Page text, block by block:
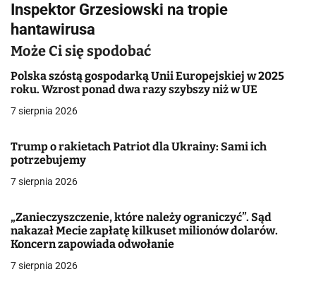
i
g
a
c
a
w
i
s
Inspektor Grzesiowski na tropie
hantawirusa
Może Ci się spodobać
Polska szóstą gospodarką Unii Europejskiej w 2025
roku. Wzrost ponad dwa razy szybszy niż w UE
7 sierpnia 2026
Trump o rakietach Patriot dla Ukrainy: Sami ich
potrzebujemy
7 sierpnia 2026
„Zanieczyszczenie, które należy ograniczyć”. Sąd
nakazał Mecie zapłatę kilkuset milionów dolarów.
Koncern zapowiada odwołanie
7 sierpnia 2026